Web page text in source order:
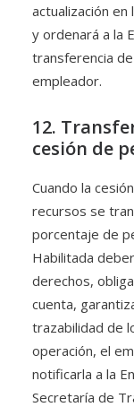
actualización
y ordenará a la
transferencia
empleador.
12.
cesión de
Cuando la
recursos se
porcentaje de
Habilitada
derechos,
cuenta,
trazabilidad de
operación, el
notificarla a la
Secretaría de